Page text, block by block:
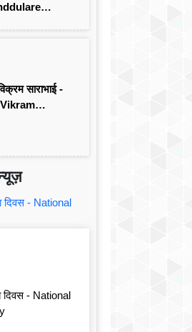
साराभाई -
दिवस - National